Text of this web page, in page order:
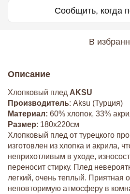
Сообщить, когда
В
Описание
Хлопковый плед AKSU
Производитель: Aksu (Турция)
Материал: 60% хлопок, 33%
Размер: 180х220см
Хлопковый плед от турецкого
изготовлен из хлопка и акрила,
неприхотливым в уходе,
переносит стирку. Плед
легкий, очень теплый. Приятная
неповторимую атмосферу в